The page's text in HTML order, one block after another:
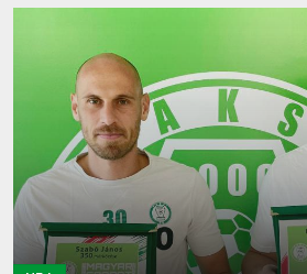
Tovább olvasom...